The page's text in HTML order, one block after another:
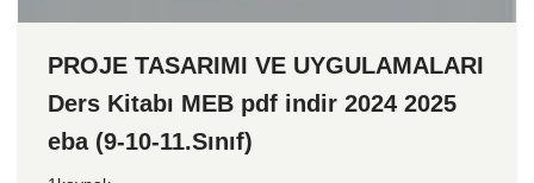
PROJE TASARIMI VE UYGULAMALARI
Ders Kitabı MEB pdf indir 2024 2025
eba (9-10-11.Sınıf)